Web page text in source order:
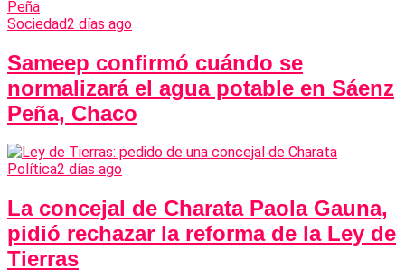
Sociedad2 días ago
Sameep confirmó cuándo se
normalizará el agua potable en Sáenz
Peña, Chaco
Política2 días ago
La concejal de Charata Paola Gauna,
pidió rechazar la reforma de la Ley de
Tierras